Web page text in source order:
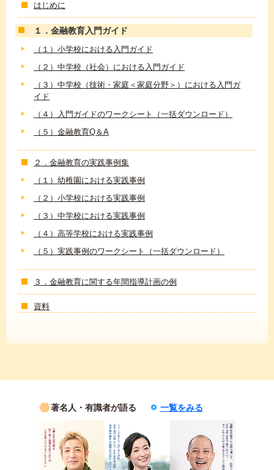
はじめに
１．金融教育入門ガイド
（１）小学校における入門ガイド
（２）中学校（社会）における入門ガイド
（３）中学校（技術・家庭＜家庭分野＞）における入門ガ
イド
（４）入門ガイドのワークシート（一括ダウンロード）
（５）金融教育Q＆A
２．金融教育の実践事例集
（１）幼稚園における実践事例
（２）小学校における実践事例
（３）中学校における実践事例
（４）高等学校における実践事例
（５）実践事例のワークシート（一括ダウンロード）
３．金融教育に関する年間指導計画の例
資料
著名人・有識者が語る 一覧をみる